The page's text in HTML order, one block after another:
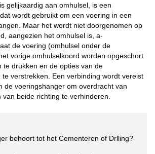
gelijkaardig aan omhulsel, is een
wordt gebruikt om een voering in een
Maar het wordt niet doorgenomen op
aangezien het omhulsel is, a-
de voering (omhulsel onder de
vorige omhulselkoord worden opgeschort
te drukken en de opties van de
te verstrekken. Een verbinding wordt vereist
de voeringshanger om overdracht van
beide richting te verhinderen.
behoort tot het Cementeren of Drlling?